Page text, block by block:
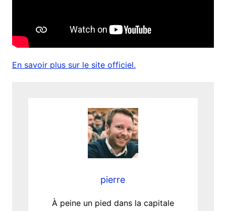
En savoir plus sur le site officiel.
pierre
À peine un pied dans la capitale